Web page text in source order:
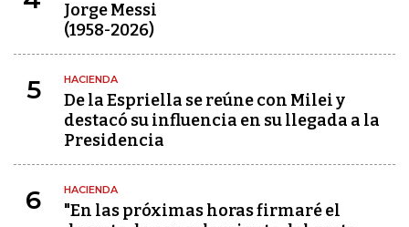
Jorge Messi
(1958-2026)
5 HACIENDA
De la Espriella se reúne con Milei y
destacó su influencia en su llegada a la
Presidencia
6 HACIENDA
"En las próximas horas firmaré el